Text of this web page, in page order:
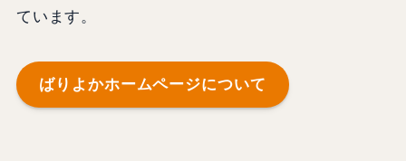
ています。
ばりよかホームページについて